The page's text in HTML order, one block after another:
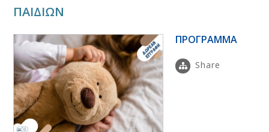
ΠΑΙΔΙΩΝ
ΠΡΟΓΡΑΜΜΑ
Share